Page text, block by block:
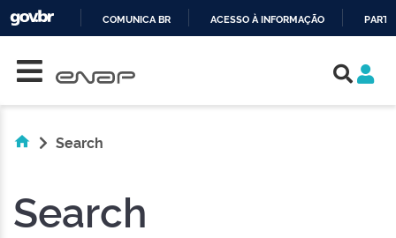
COMUNICA BR ACESSO À INFORMAÇÃO
Search
Search